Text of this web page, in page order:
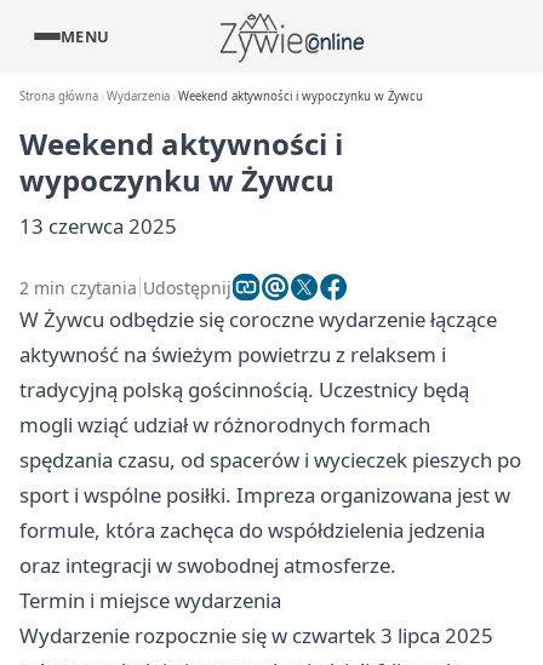
MENU
Strona główna Wydarzenia Weekend aktywności i wypoczynku w Żywcu
Weekend aktywności i
wypoczynku w Żywcu
13 czerwca 2025
2 min czytania Udostępnij
W Żywcu odbędzie się coroczne wydarzenie łączące
aktywność na świeżym powietrzu z relaksem i
tradycyjną polską gościnnością. Uczestnicy będą
mogli wziąć udział w różnorodnych formach
spędzania czasu, od spacerów i wycieczek pieszych po
sport i wspólne posiłki. Impreza organizowana jest w
formule, która zachęca do współdzielenia jedzenia
oraz integracji w swobodnej atmosferze.
Termin i miejsce wydarzenia
Wydarzenie rozpocznie się w czwartek 3 lipca 2025